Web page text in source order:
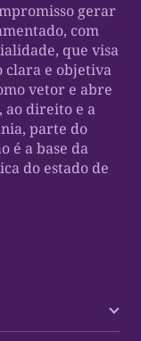
gerar
com
que visa
clara e objetiva
vetor e abre
ao direito e a
parte do
é a base da
do estado de